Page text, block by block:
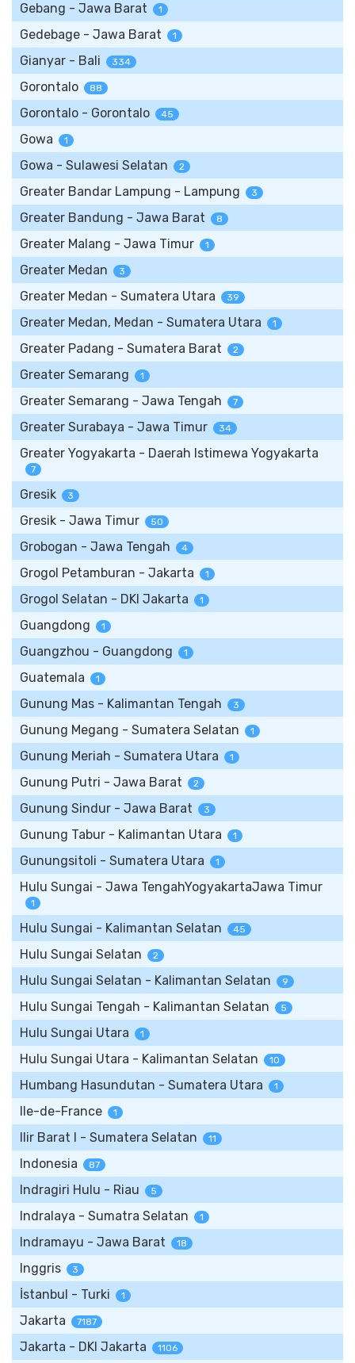
Gebang - Jawa Barat 1
Gedebage - Jawa Barat 1
Gianyar - Bali 334
Gorontalo 88
Gorontalo - Gorontalo 45
Gowa 1
Gowa - Sulawesi Selatan 2
Greater Bandar Lampung - Lampung 3
Greater Bandung - Jawa Barat 8
Greater Malang - Jawa Timur 1
Greater Medan 3
Greater Medan - Sumatera Utara 39
Greater Medan, Medan - Sumatera Utara 1
Greater Padang - Sumatera Barat 2
Greater Semarang 1
Greater Semarang - Jawa Tengah 7
Greater Surabaya - Jawa Timur 34
Greater Yogyakarta - Daerah Istimewa Yogyakarta
7
Gresik 3
Gresik - Jawa Timur 50
Grobogan - Jawa Tengah 4
Grogol Petamburan - Jakarta 1
Grogol Selatan - DKI Jakarta 1
Guangdong 1
Guangzhou - Guangdong 1
Guatemala 1
Gunung Mas - Kalimantan Tengah 3
Gunung Megang - Sumatera Selatan 1
Gunung Meriah - Sumatera Utara 1
Gunung Putri - Jawa Barat 2
Gunung Sindur - Jawa Barat 3
Gunung Tabur - Kalimantan Utara 1
Gunungsitoli - Sumatera Utara 1
Hulu Sungai - Jawa TengahYogyakartaJawa Timur
1
Hulu Sungai - Kalimantan Selatan 45
Hulu Sungai Selatan 2
Hulu Sungai Selatan - Kalimantan Selatan 9
Hulu Sungai Tengah - Kalimantan Selatan 5
Hulu Sungai Utara 1
Hulu Sungai Utara - Kalimantan Selatan 10
Humbang Hasundutan - Sumatera Utara 1
Ile-de-France 1
Ilir Barat I - Sumatera Selatan 11
Indonesia 87
Indragiri Hulu - Riau 5
Indralaya - Sumatra Selatan 1
Indramayu - Jawa Barat 18
Inggris 3
İstanbul - Turki 1
Jakarta 7187
Jakarta - DKI Jakarta 1106